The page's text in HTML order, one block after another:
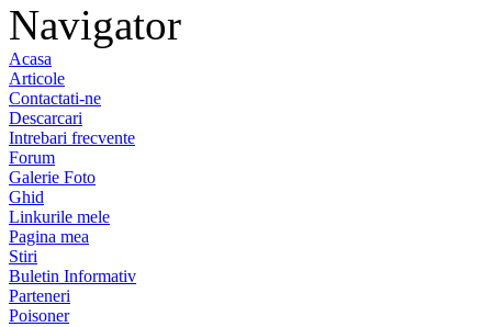
Navigator
Acasa
Articole
Contactati-ne
Descarcari
Intrebari frecvente
Forum
Galerie Foto
Ghid
Linkurile mele
Pagina mea
Stiri
Buletin Informativ
Parteneri
Poisoner